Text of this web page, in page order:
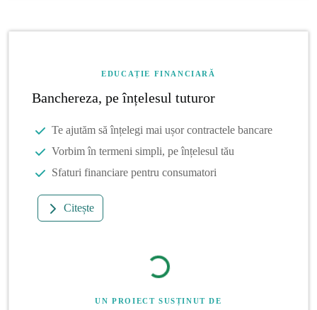
EDUCAȚIE FINANCIARĂ
Banchereza, pe înțelesul tuturor
Te ajutăm să înțelegi mai ușor contractele bancare
Vorbim în termeni simpli, pe înțelesul tău
Sfaturi financiare pentru consumatori
Citește
UN PROIECT SUSȚINUT DE